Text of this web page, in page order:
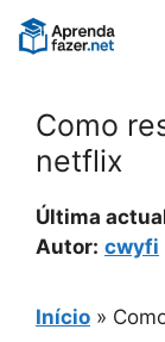
Pular
para
Como
netflix
Última
Autor: cwyfi
Início »